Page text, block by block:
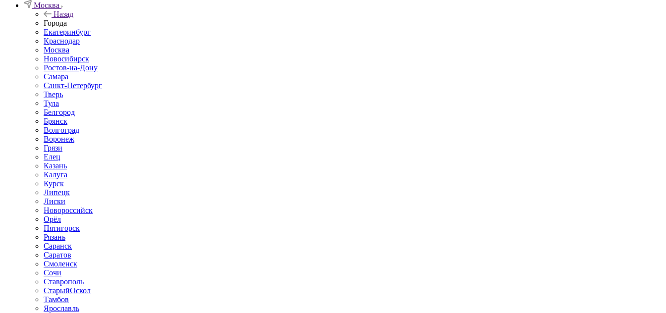
Москва
Назад
Города
Екатеринбург
Краснодар
Москва
Новосибирск
Ростов-на-Дону
Самара
Санкт-Петербург
Тверь
Тула
Белгород
Брянск
Волгоград
Воронеж
Грязи
Елец
Казань
Калуга
Курск
Липецк
Лиски
Новороссийск
Орёл
Пятигорск
Рязань
Саранск
Саратов
Смоленск
Сочи
Ставрополь
СтарыйОскол
Тамбов
Ярославль